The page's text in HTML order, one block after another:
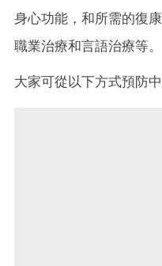
身心功能，和所需的復
職業治療和言語治療等。
大家可從以下方式預防中